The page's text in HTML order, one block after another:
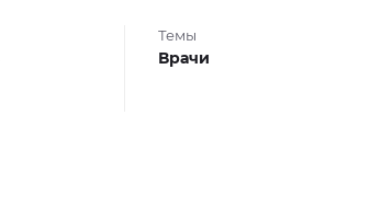
Темы
Врачи